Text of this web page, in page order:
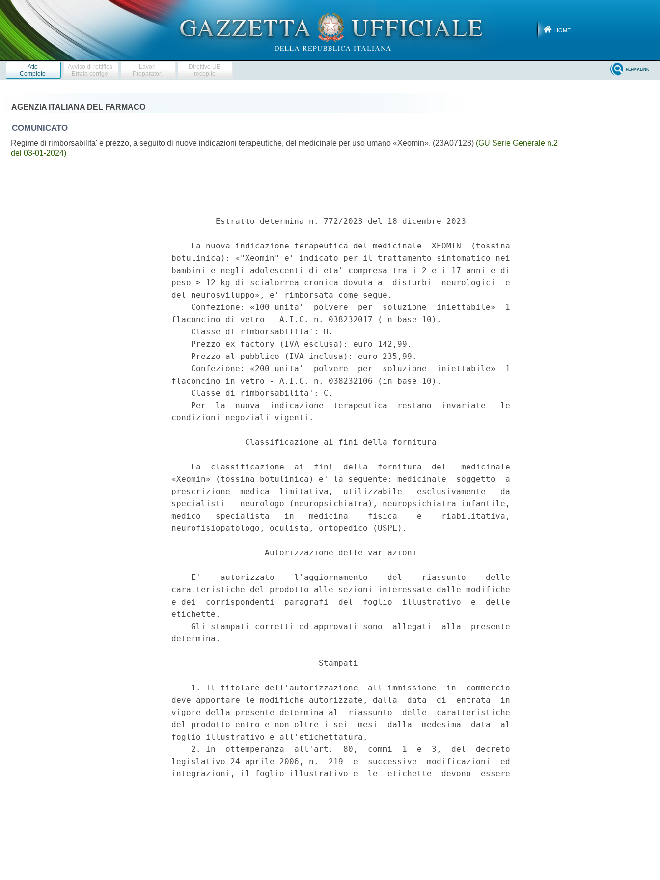
HOME
Atto
Completo
Avviso di rettifica
Errata corrige
Lavori
Preparatori
Direttive UE
recepite
PERMALINK
AGENZIA ITALIANA DEL FARMACO
COMUNICATO
Regime di rimborsabilita' e prezzo, a seguito di nuove indicazioni terapeutiche, del medicinale per uso umano «Xeomin». (23A07128) (GU Serie Generale n.2
del 03-01-2024)